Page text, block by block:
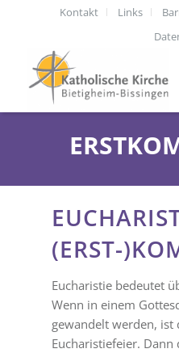
Kontakt Links
(ERST-
Eucharistie bedeutet
Wenn in einem
gewandelt werden, ist
Eucharistiefeier.